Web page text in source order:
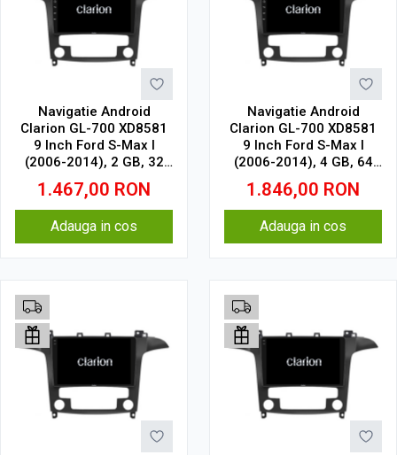
Navigatie Android
Clarion GL-700 XD8581
9 Inch Ford S-Max I
(2006-2014), 2 GB, 32
GB, IPS
1.467,00 RON
Adauga in cos
Navigatie Android
Clarion GL-700 XD8581
9 Inch Ford S-Max I
(2006-2014), 4 GB, 64
GB, IPS
1.846,00 RON
Adauga in cos